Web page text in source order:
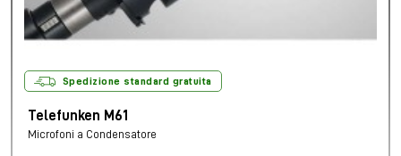
Spedizione standard gratuita
Telefunken M61
Microfoni a Condensatore